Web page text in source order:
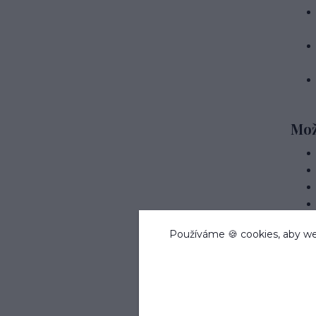
Používáme 🍪 cookies, aby